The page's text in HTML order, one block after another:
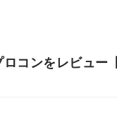
コンをレビュー